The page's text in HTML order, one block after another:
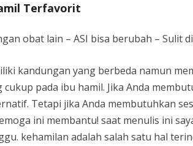
Terfavorit
obat lain – ASI bisa berubah – Sulit
kandungan yang berbeda namun
pada ibu hamil. Jika Anda
Tetapi jika Anda membutuhkan
ini membantu! saat menulis ini
kehamilan adalah salah satu hal